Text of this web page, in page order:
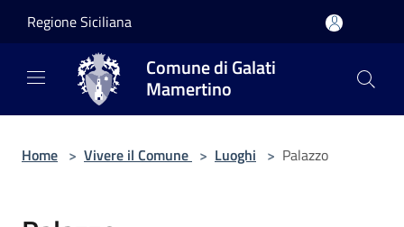
Regione Siciliana
Comune di Galati
Mamertino
Home > Vivere il Comune > Luoghi > Palazzo